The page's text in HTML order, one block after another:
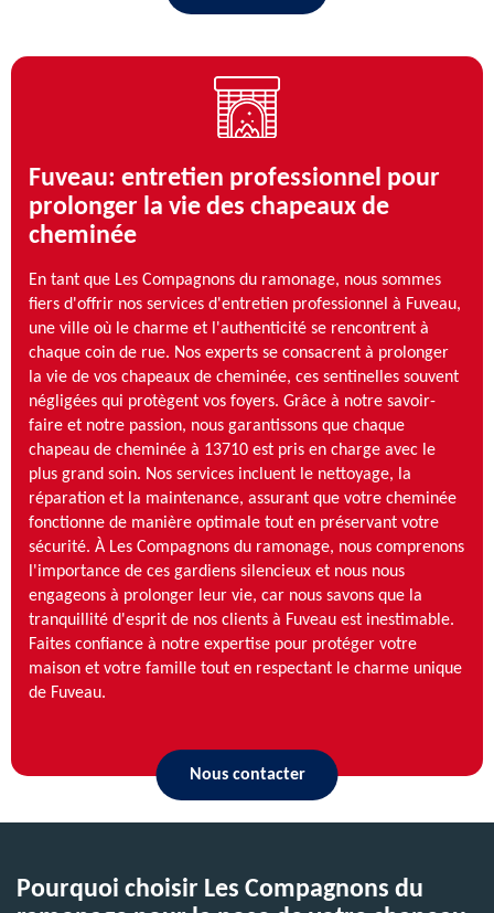
Fuveau: entretien professionnel pour
prolonger la vie des chapeaux de
cheminée
En tant que Les Compagnons du ramonage, nous sommes
fiers d'offrir nos services d'entretien professionnel à Fuveau,
une ville où le charme et l'authenticité se rencontrent à
chaque coin de rue. Nos experts se consacrent à prolonger
la vie de vos chapeaux de cheminée, ces sentinelles souvent
négligées qui protègent vos foyers. Grâce à notre savoir-
faire et notre passion, nous garantissons que chaque
chapeau de cheminée à 13710 est pris en charge avec le
plus grand soin. Nos services incluent le nettoyage, la
réparation et la maintenance, assurant que votre cheminée
fonctionne de manière optimale tout en préservant votre
sécurité. À Les Compagnons du ramonage, nous comprenons
l'importance de ces gardiens silencieux et nous nous
engageons à prolonger leur vie, car nous savons que la
tranquillité d'esprit de nos clients à Fuveau est inestimable.
Faites confiance à notre expertise pour protéger votre
maison et votre famille tout en respectant le charme unique
de Fuveau.
Nous contacter
Pourquoi choisir Les Compagnons du